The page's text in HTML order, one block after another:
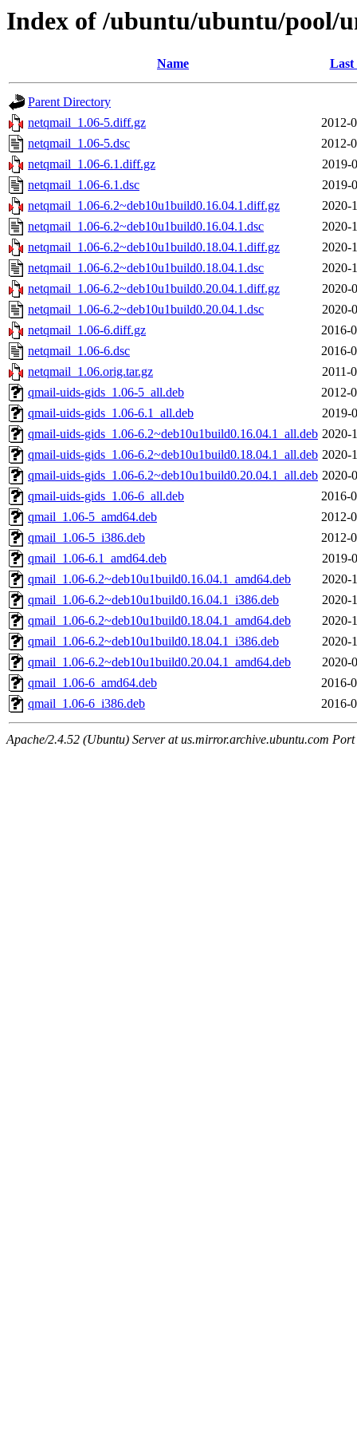
Index of /ubuntu/ubuntu/pool/
Name Last
Parent Directory
netqmail_1.06-5.diff.gz
2012-
netqmail_1.06-5.dsc
2012-
netqmail_1.06-6.1.diff.gz
2019-
netqmail_1.06-6.1.dsc
2019-
netqmail_1.06-6.2~deb10u1build0.16.04.1.diff.gz
2020-
netqmail_1.06-6.2~deb10u1build0.16.04.1.dsc
2020-
netqmail_1.06-6.2~deb10u1build0.18.04.1.diff.gz
2020-
netqmail_1.06-6.2~deb10u1build0.18.04.1.dsc
2020-
netqmail_1.06-6.2~deb10u1build0.20.04.1.diff.gz
2020-
netqmail_1.06-6.2~deb10u1build0.20.04.1.dsc
2020-
netqmail_1.06-6.diff.gz
2016-
netqmail_1.06-6.dsc
2016-
netqmail_1.06.orig.tar.gz
2011-
qmail-uids-gids_1.06-5_all.deb
2012-
qmail-uids-gids_1.06-6.1_all.deb
2019-
qmail-uids-gids_1.06-6.2~deb10u1build0.16.04.1_all.deb 2020-
qmail-uids-gids_1.06-6.2~deb10u1build0.18.04.1_all.deb 2020-
qmail-uids-gids_1.06-6.2~deb10u1build0.20.04.1_all.deb 2020-
qmail-uids-gids_1.06-6_all.deb
2016-
qmail_1.06-5_amd64.deb
2012-
qmail_1.06-5_i386.deb
2012-
qmail_1.06-6.1_amd64.deb
2019-
qmail_1.06-6.2~deb10u1build0.16.04.1_amd64.deb
2020-
qmail_1.06-6.2~deb10u1build0.16.04.1_i386.deb
2020-
qmail_1.06-6.2~deb10u1build0.18.04.1_amd64.deb
2020-
qmail_1.06-6.2~deb10u1build0.18.04.1_i386.deb
2020-
qmail_1.06-6.2~deb10u1build0.20.04.1_amd64.deb
2020-
qmail_1.06-6_amd64.deb
2016-
qmail_1.06-6_i386.deb
2016-
Apache/2.4.52 (Ubuntu) Server at us.mirror.archive.ubuntu.com Port